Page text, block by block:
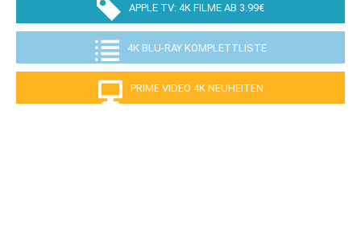
APPLE TV: 4K FILME AB 3.99€
4K BLU-RAY KOMPLETTLISTE
PRIME VIDEO 4K NEUHEITEN